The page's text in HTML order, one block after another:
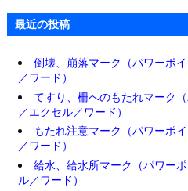
最近の投稿
倒壊、崩落マーク（パワーポ
／ワード）
てすり、柵へのもたれマーク
／エクセル／ワード）
もたれ注意マーク（パワーポ
／ワード）
給水、給水所マーク（パワー
ル／ワード）